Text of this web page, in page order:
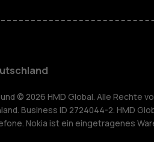
M
© 2026 HMD Global. Alle Rechte
Business ID 2724044-2. HMD
Nokia ist ein eingetragenes